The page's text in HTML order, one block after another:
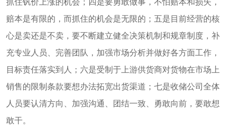
抓住钒价上涨的机会；四是要勇敢做事，不怕赔本和损失，
赔本是有限的，而抓住的机会是无限的；五是目前经营的核
心是卖还是不卖，要不断建立健全决策机制和规章制度，补
充专业人员、完善团队，加强市场分析并做好各方面工作，
目标责任落实到人；六是受制于上游供货商对货物在市场上
销售的限制条款要想办法拓宽出货渠道；七是收储公司全体
人员要认清方向、加强沟通、团结一致、勇敢向前，要敢想
敢干。